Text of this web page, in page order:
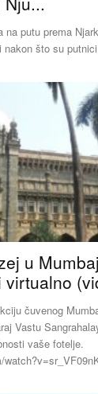
na putu prema
nakon što su
u
čuvenog
Vastu
vaše fotelje.